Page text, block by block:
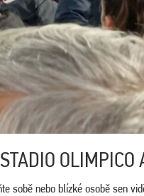
sobě nebo blízké osobě sen